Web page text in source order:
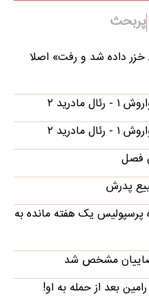
پربحث
خزر داده شد و رفت» اصلا
۲
۲
فصل
پدرش
پرسپولیس یک هفته مانده به
مشخص شد
بعد از حمله به او!